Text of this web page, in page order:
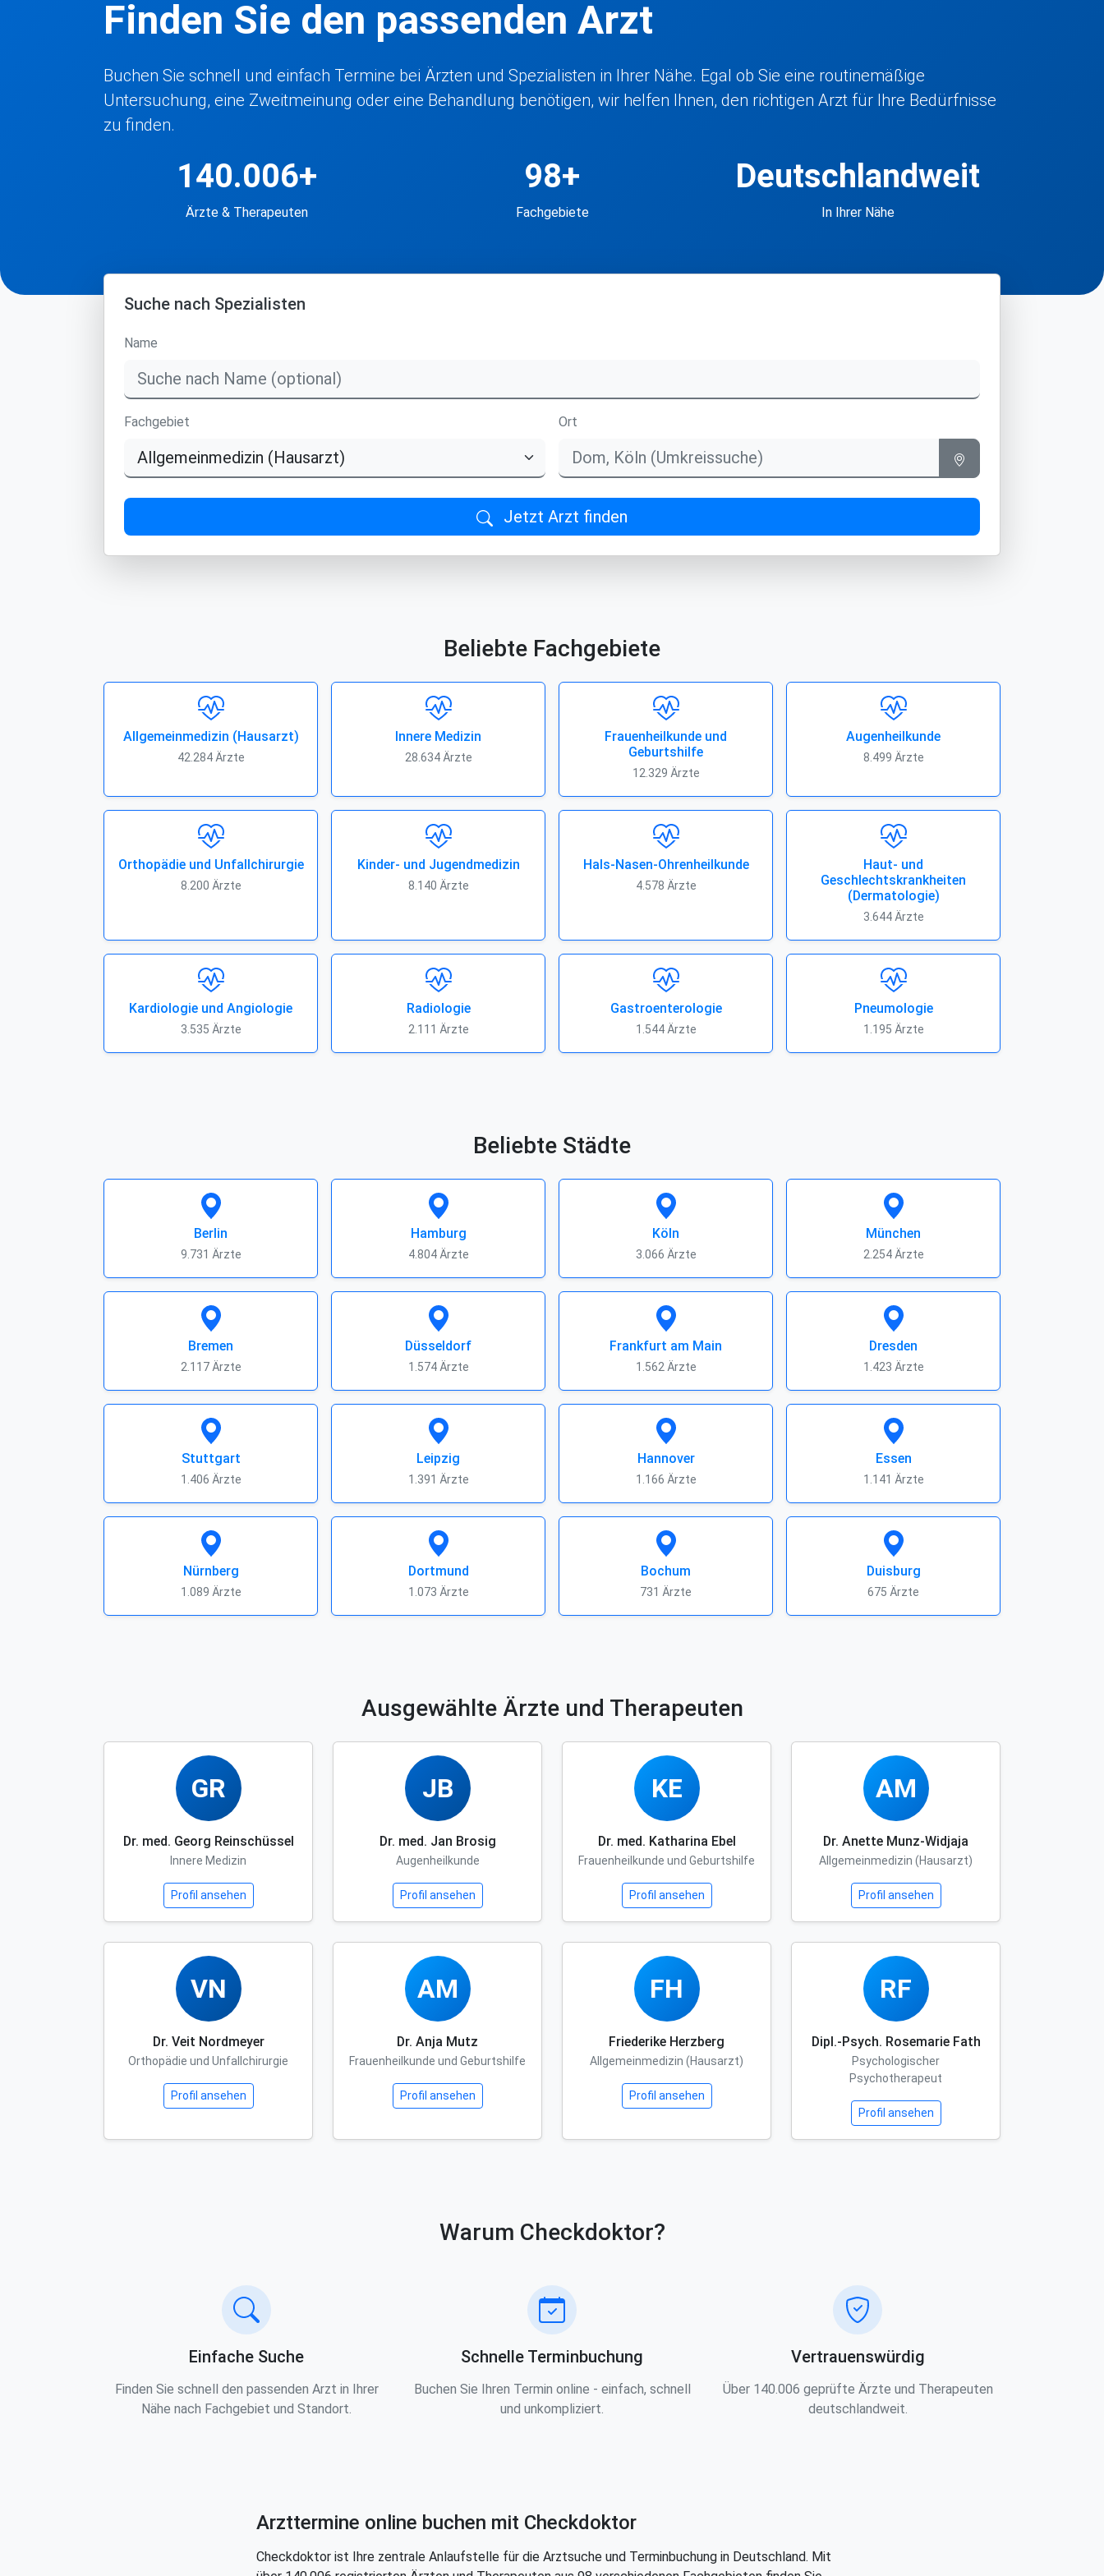
Finden Sie den passenden Arzt
Buchen Sie schnell und einfach Termine bei Ärzten und Spezialisten in Ihrer Nähe. Egal ob Sie eine routinemäßige
Untersuchung, eine Zweitmeinung oder eine Behandlung benötigen, wir helfen Ihnen, den richtigen Arzt für Ihre Bedürfnisse
zu finden.
140.006+
Ärzte & Therapeuten
98+
Fachgebiete
Deutschlandweit
In Ihrer Nähe
Suche nach Spezialisten
Name
Fachgebiet Ort
Jetzt Arzt finden
Beliebte Fachgebiete
Allgemeinmedizin (Hausarzt)
42.284 Ärzte
Innere Medizin
28.634 Ärzte
Frauenheilkunde und
Geburtshilfe
12.329 Ärzte
Augenheilkunde
8.499 Ärzte
Orthopädie und Unfallchirurgie
8.200 Ärzte
Kinder- und Jugendmedizin
8.140 Ärzte
Hals-Nasen-Ohrenheilkunde
4.578 Ärzte
Haut- und
Geschlechtskrankheiten
(Dermatologie)
3.644 Ärzte
Kardiologie und Angiologie
3.535 Ärzte
Radiologie
2.111 Ärzte
Gastroenterologie
1.544 Ärzte
Pneumologie
1.195 Ärzte
Beliebte Städte
Berlin
9.731 Ärzte
Hamburg
4.804 Ärzte
Köln
3.066 Ärzte
München
2.254 Ärzte
Bremen
2.117 Ärzte
Düsseldorf
1.574 Ärzte
Frankfurt am Main
1.562 Ärzte
Dresden
1.423 Ärzte
Stuttgart
1.406 Ärzte
Leipzig
1.391 Ärzte
Hannover
1.166 Ärzte
Essen
1.141 Ärzte
Nürnberg
1.089 Ärzte
Dortmund
1.073 Ärzte
Bochum
731 Ärzte
Duisburg
675 Ärzte
Ausgewählte Ärzte und Therapeuten
GR
Dr. med. Georg Reinschüssel
Innere Medizin
Profil ansehen
JB
Dr. med. Jan Brosig
Augenheilkunde
Profil ansehen
KE
Dr. med. Katharina Ebel
Frauenheilkunde und Geburtshilfe
Profil ansehen
AM
Dr. Anette Munz-Widjaja
Allgemeinmedizin (Hausarzt)
Profil ansehen
VN
Dr. Veit Nordmeyer
Orthopädie und Unfallchirurgie
Profil ansehen
AM
Dr. Anja Mutz
Frauenheilkunde und Geburtshilfe
Profil ansehen
FH
Friederike Herzberg
Allgemeinmedizin (Hausarzt)
Profil ansehen
RF
Dipl.-Psych. Rosemarie Fath
Psychologischer
Psychotherapeut
Profil ansehen
Warum Checkdoktor?
Einfache Suche
Finden Sie schnell den passenden Arzt in Ihrer
Nähe nach Fachgebiet und Standort.
Schnelle Terminbuchung
Buchen Sie Ihren Termin online - einfach, schnell
und unkompliziert.
Vertrauenswürdig
Über 140.006 geprüfte Ärzte und Therapeuten
deutschlandweit.
Arzttermine online buchen mit Checkdoktor
Checkdoktor ist Ihre zentrale Anlaufstelle für die Arztsuche und Terminbuchung in Deutschland. Mit